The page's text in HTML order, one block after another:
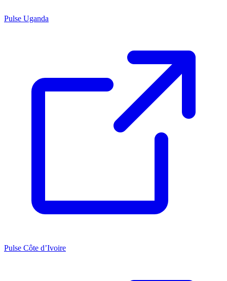
Pulse Uganda
Pulse Côte d’Ivoire